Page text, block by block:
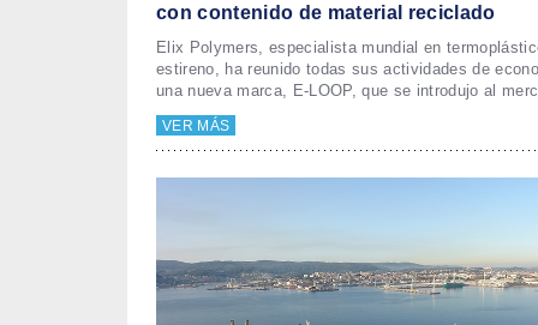
con contenido de material reciclado
Elix Polymers, especialista mundial en
estireno, ha reunido todas sus actividades de
una nueva marca, E-LOOP, que se introdujo al
VER MÁS